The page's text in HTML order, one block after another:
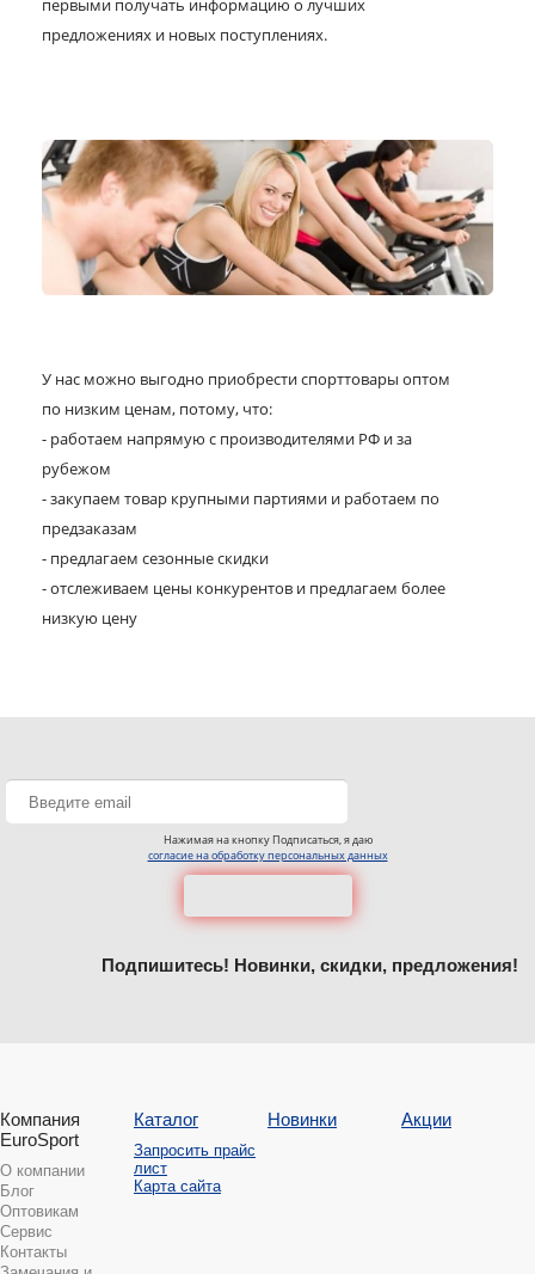
первыми получать информацию о лучших
предложениях и новых поступлениях.
У нас можно выгодно приобрести спорттовары оптом
по низким ценам, потому, что:
- работаем напрямую с производителями РФ и за
рубежом
- закупаем товар крупными партиями и работаем по
предзаказам
- предлагаем сезонные скидки
- отслеживаем цены конкурентов и предлагаем более
низкую цену
Нажимая на кнопку Подписаться, я даю
согласие на обработку персональных данных
Подпишитесь! Новинки, скидки, предложения!
Компания
EuroSport
О компании
Блог
Оптовикам
Сервис
Контакты
Каталог
Запросить прайс
лист
Карта сайта
Новинки Акции